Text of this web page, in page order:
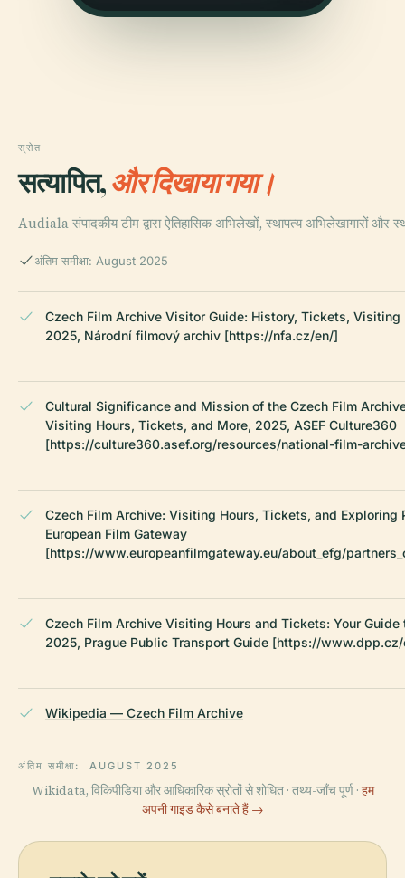
स्रोत
सत्यापित,और दिखाया गया।
Audiala संपादकीय टीम द्वारा ऐतिहासिक अभिलेखों, स्थापत्य अभिलेखागारों और
अंतिम समीक्षा: August 2025
Czech Film Archive Visitor Guide: History, Tickets,
2025, Národní filmový archiv [https://nfa.cz/en/]
Cultural Significance and Mission of the Czech Film
Visiting Hours, Tickets, and More, 2025, ASEF Culture360
[https://culture360.asef.org/resources/national-film-
Czech Film Archive: Visiting Hours, Tickets, and Exploring
European Film Gateway
[https://www.europeanfilmgateway.eu/about_efg/
Czech Film Archive Visiting Hours and Tickets: Your Guide
2025, Prague Public Transport Guide [https://
Wikipedia — Czech Film Archive
अंतिम समीक्षा: AUGUST 2025
Wikidata, विकिपीडिया और आधिकारिक स्रोतों से शोधित · तथ्य-जाँच पूर्ण · हम
अपनी गाइड कैसे बनाते हैं →